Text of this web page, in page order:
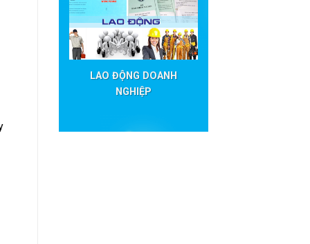
LAO ĐỘNG DOANH
NGHIỆP